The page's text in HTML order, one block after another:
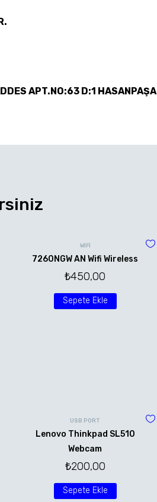
APT.NO:63 D:1
WİFİ
7260NGW AN Wifi Wireless
₺450,00
Sepete Ekle
USB PORT
Lenovo Thinkpad SL510
Webcam
₺200,00
Sepete Ekle